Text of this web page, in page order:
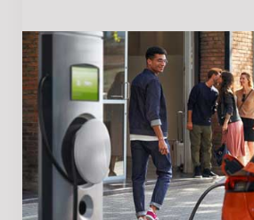
OPEL CORSA-E met